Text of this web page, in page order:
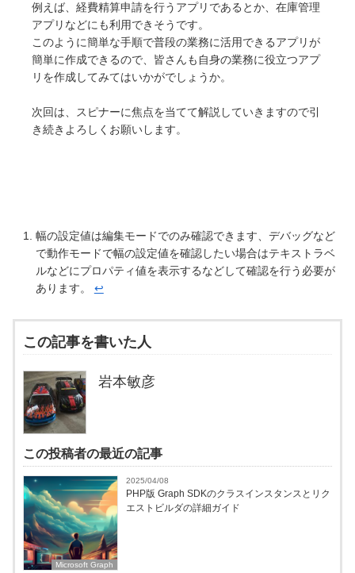
例えば、経費精算申請を行うアプリであるとか、在庫管理
アプリなどにも利用できそうです。
このように簡単な手順で普段の業務に活用できるアプリが
簡単に作成できるので、皆さんも自身の業務に役立つアプ
リを作成してみてはいかがでしょうか。
次回は、スピナーに焦点を当てて解説していきますので引
き続きよろしくお願いします。
幅の設定値は編集モードでのみ確認できます、デバッグなど
で動作モードで幅の設定値を確認したい場合はテキストラベ
ルなどにプロパティ値を表示するなどして確認を行う必要が
あります。 ↩︎
この記事を書いた人
岩本敏彦
この投稿者の最近の記事
Microsoft Graph
2025/04/08
PHP版 Graph SDKのクラスインスタンスとリク
エストビルダの詳細ガイド